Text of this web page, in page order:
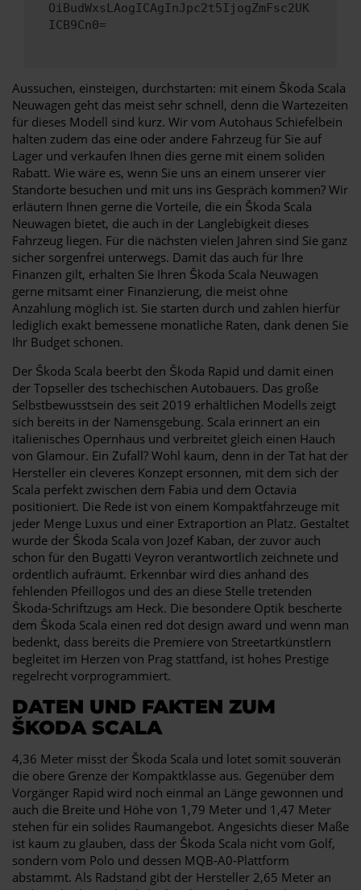
OiBudWxsLAogICAgInJpc2t5IjogZmFsc2UK
ICB9Cn0=
Aussuchen, einsteigen, durchstarten: mit einem Škoda Scala
Neuwagen geht das meist sehr schnell, denn die Wartezeiten
für dieses Modell sind kurz. Wir vom Autohaus Schiefelbein
halten zudem das eine oder andere Fahrzeug für Sie auf
Lager und verkaufen Ihnen dies gerne mit einem soliden
Rabatt. Wie wäre es, wenn Sie uns an einem unserer vier
Standorte besuchen und mit uns ins Gespräch kommen? Wir
erläutern Ihnen gerne die Vorteile, die ein Škoda Scala
Neuwagen bietet, die auch in der Langlebigkeit dieses
Fahrzeug liegen. Für die nächsten vielen Jahren sind Sie ganz
sicher sorgenfrei unterwegs. Damit das auch für Ihre
Finanzen gilt, erhalten Sie Ihren Škoda Scala Neuwagen
gerne mitsamt einer Finanzierung, die meist ohne
Anzahlung möglich ist. Sie starten durch und zahlen hierfür
lediglich exakt bemessene monatliche Raten, dank denen Sie
Ihr Budget schonen.
Der Škoda Scala beerbt den Škoda Rapid und damit einen
der Topseller des tschechischen Autobauers. Das große
Selbstbewusstsein des seit 2019 erhältlichen Modells zeigt
sich bereits in der Namensgebung. Scala erinnert an ein
italienisches Opernhaus und verbreitet gleich einen Hauch
von Glamour. Ein Zufall? Wohl kaum, denn in der Tat hat der
Hersteller ein cleveres Konzept ersonnen, mit dem sich der
Scala perfekt zwischen dem Fabia und dem Octavia
positioniert. Die Rede ist von einem Kompaktfahrzeuge mit
jeder Menge Luxus und einer Extraportion an Platz. Gestaltet
wurde der Škoda Scala von Jozef Kaban, der zuvor auch
schon für den Bugatti Veyron verantwortlich zeichnete und
ordentlich aufräumt. Erkennbar wird dies anhand des
fehlenden Pfeillogos und des an diese Stelle tretenden
Škoda-Schriftzugs am Heck. Die besondere Optik bescherte
dem Škoda Scala einen red dot design award und wenn man
bedenkt, dass bereits die Premiere von Streetartkünstlern
begleitet im Herzen von Prag stattfand, ist hohes Prestige
regelrecht vorprogrammiert.
DATEN UND FAKTEN ZUM
ŠKODA SCALA
4,36 Meter misst der Škoda Scala und lotet somit souverän
die obere Grenze der Kompaktklasse aus. Gegenüber dem
Vorgänger Rapid wird noch einmal an Länge gewonnen und
auch die Breite und Höhe von 1,79 Meter und 1,47 Meter
stehen für ein solides Raumangebot. Angesichts dieser Maße
ist kaum zu glauben, dass der Škoda Scala nicht vom Golf,
sondern vom Polo und dessen MQB-A0-Plattform
abstammt. Als Radstand gibt der Hersteller 2,65 Meter an